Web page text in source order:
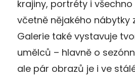
krajiny, portréty i
včetně nějakého nábytky
Galerie také vystavuje
umělců – hlavně o
ale pár obrazů je i ve